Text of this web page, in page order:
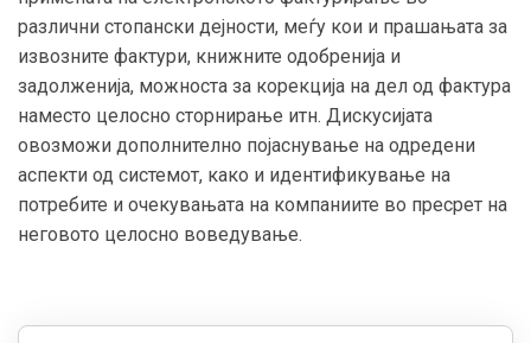
различни стопански дејности, меѓу кои и прашањата за
извозните фактури, книжните одобренија и
задолженија, можноста за корекција на дел од фактура
наместо целосно сторнирање итн. Дискусијата
овозможи дополнително појаснување на одредени
аспекти од системот, како и идентификување на
потребите и очекувањата на компаниите во пресрет на
неговото целосно воведување.